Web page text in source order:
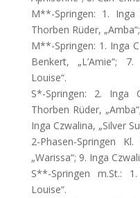
M**-Springen: 1. Inga
Thorben Rüder,
M**-Springen: 1. Inga
Benkert, „L’Amie“;
Louise“.
S*-Springen: 2. Inga
Thorben Rüder,
Inga Czwalina, „Silver
2-Phasen-Springen
„Warissa“; 9. Inga
S**-Springen m.St.:
Louise“.